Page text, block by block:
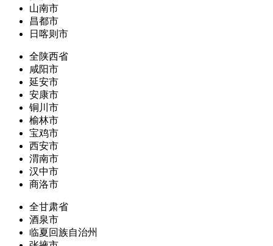
山南市
昌都市
日喀则市
全陕西省
咸阳市
延安市
安康市
铜川市
榆林市
宝鸡市
西安市
渭南市
汉中市
商洛市
全甘肃省
酒泉市
临夏回族自治州